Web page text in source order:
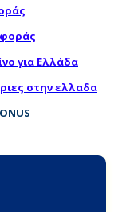
για Ελλάδα
στην ελλαδα